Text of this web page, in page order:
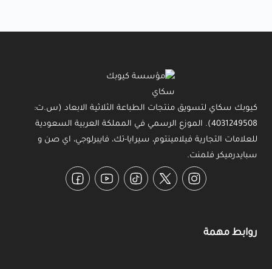
كيوبك سكاي لتسويق منتجات الطباعة الثلاثية الابعاد (س.ت:
4031249508). الموزع الرسمي في المملكة العربية السعودية
للعلامات التجارية فيلامينتوم، سيرايا-تك، فايبرلوجي، اي صن و
سبايدرميكر فلمنت.
Instagram
Twitter
TikTok
YouTube
Facebook
روابط مهمة